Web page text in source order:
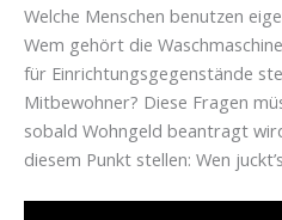
Welche Menschen benutzen
Wem gehört die
für Einrichtungsgegenstände
Mitbewohner? Diese Fragen
sobald Wohngeld beantragt
diesem Punkt stellen: Wen